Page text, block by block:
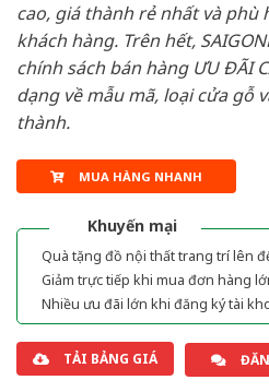
cao, giá thành rẻ nhất và phù
khách hàng. Trên hết,
chính sách bán hàng ƯU ĐÃI
dạng về mẫu mã, loại cửa gỗ
thành.
MUA HÀNG NHANH
Khuyến mại
Quà tặng đồ nội thất trang trí lên
Giảm trực tiếp khi mua đơn hàng
Nhiều ưu đãi lớn khi đăng ký tài
TẢI BẢNG GIÁ